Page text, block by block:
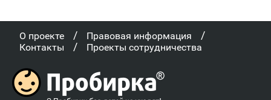
О проекте / Правовая информация /
Контакты / Проекты сотрудничества